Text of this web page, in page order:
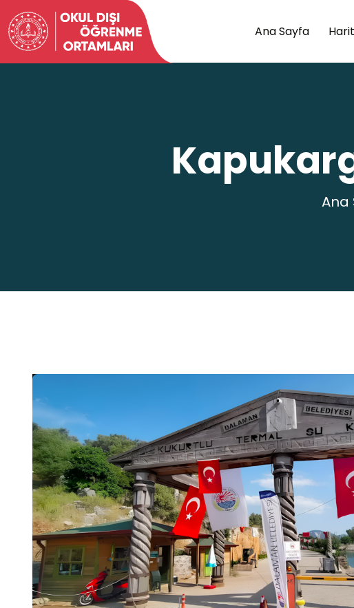
Ana Sayfa
Ana